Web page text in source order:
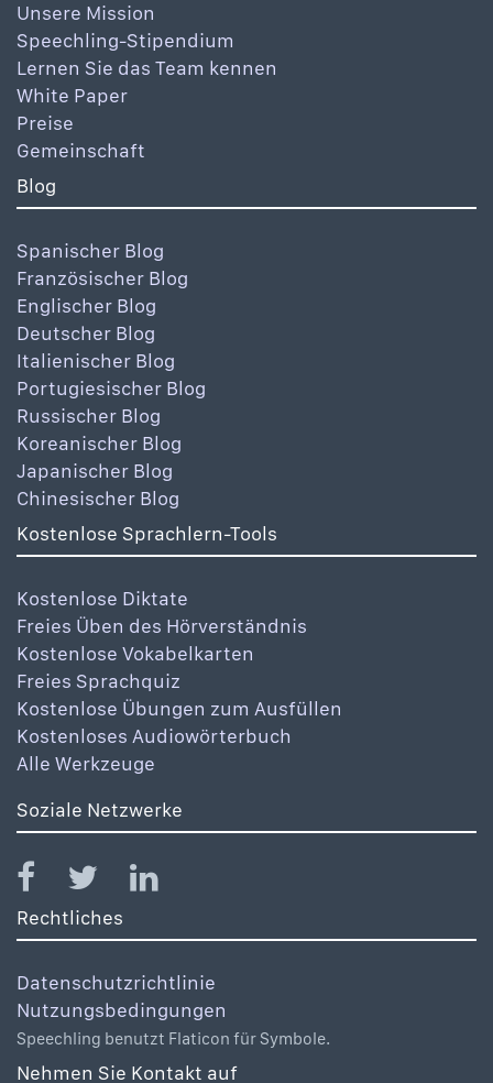
Unsere Mission
Speechling-Stipendium
Lernen Sie das Team kennen
White Paper
Preise
Gemeinschaft
Blog
Spanischer Blog
Französischer Blog
Englischer Blog
Deutscher Blog
Italienischer Blog
Portugiesischer Blog
Russischer Blog
Koreanischer Blog
Japanischer Blog
Chinesischer Blog
Kostenlose Sprachlern-Tools
Kostenlose Diktate
Freies Üben des Hörverständnis
Kostenlose Vokabelkarten
Freies Sprachquiz
Kostenlose Übungen zum Ausfüllen
Kostenloses Audiowörterbuch
Alle Werkzeuge
Soziale Netzwerke
Rechtliches
Datenschutzrichtlinie
Nutzungsbedingungen
Speechling benutzt Flaticon für Symbole.
Nehmen Sie Kontakt auf